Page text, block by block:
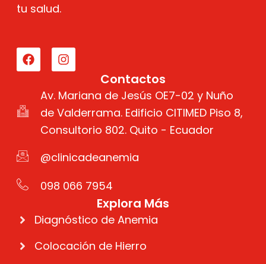
tu salud.
a
c
o
n
s
a
g
r
a
m
Contactos
Av. Mariana de Jesús OE7-02 y Nuño
de Valderrama. Edificio CITIMED Piso 8,
Consultorio 802. Quito - Ecuador
@clinicadeanemia
098 066 7954
Explora Más
Diagnóstico de Anemia
Colocación de Hierro